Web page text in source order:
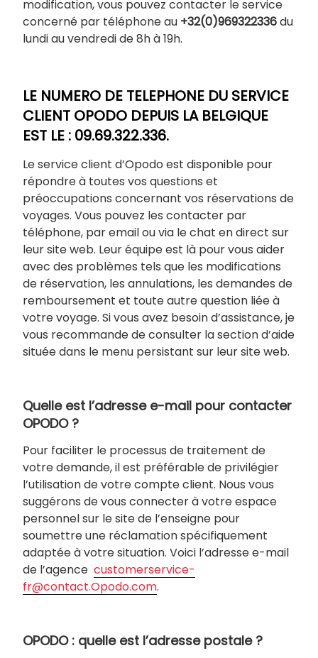
modification, vous pouvez contacter le service
concerné par téléphone au +32(0)969322336du
lundi au vendredi de 8h à 19h.
LE NUMERO DE TELEPHONE DU SERVICE
CLIENT OPODO DEPUIS LA BELGIQUE
EST LE : 09.69.322.336.
Le service client d’Opodo est disponible pour
répondre à toutes vos questions et
préoccupations concernant vos réservations de
voyages. Vous pouvez les contacter par
téléphone, par email ou via le chat en direct sur
leur site web. Leur équipe est là pour vous aider
avec des problèmes tels que les modifications
de réservation, les annulations, les demandes de
remboursement et toute autre question liée à
votre voyage. Si vous avez besoin d’assistance, je
vous recommande de consulter la section d’aide
située dans le menu persistant sur leur site web.
Quelle est l’adresse e-mail pour contacter
OPODO ?
Pour faciliter le processus de traitement de
votre demande, il est préférable de privilégier
l’utilisation de votre compte client. Nous vous
suggérons de vous connecter à votre espace
personnel sur le site de l’enseigne pour
soumettre une réclamation spécifiquement
adaptée à votre situation. Voici l’adresse e-mail
de l’agence customerservice-
fr@contact.Opodo.com.
OPODO : quelle est l’adresse postale ?